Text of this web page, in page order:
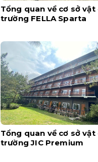
Tổng quan về cơ sở vật
trường FELLA Sparta
Tổng quan về cơ sở vật
trường JIC Premium